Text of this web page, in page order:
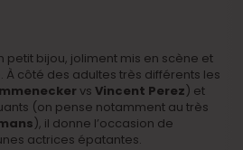
petit bijou, joliment mis en scène et
côté des adultes très différents les
vsVincent Perez) et
(on pense notamment au très
), il donne l’occasion de
actrices épatantes.